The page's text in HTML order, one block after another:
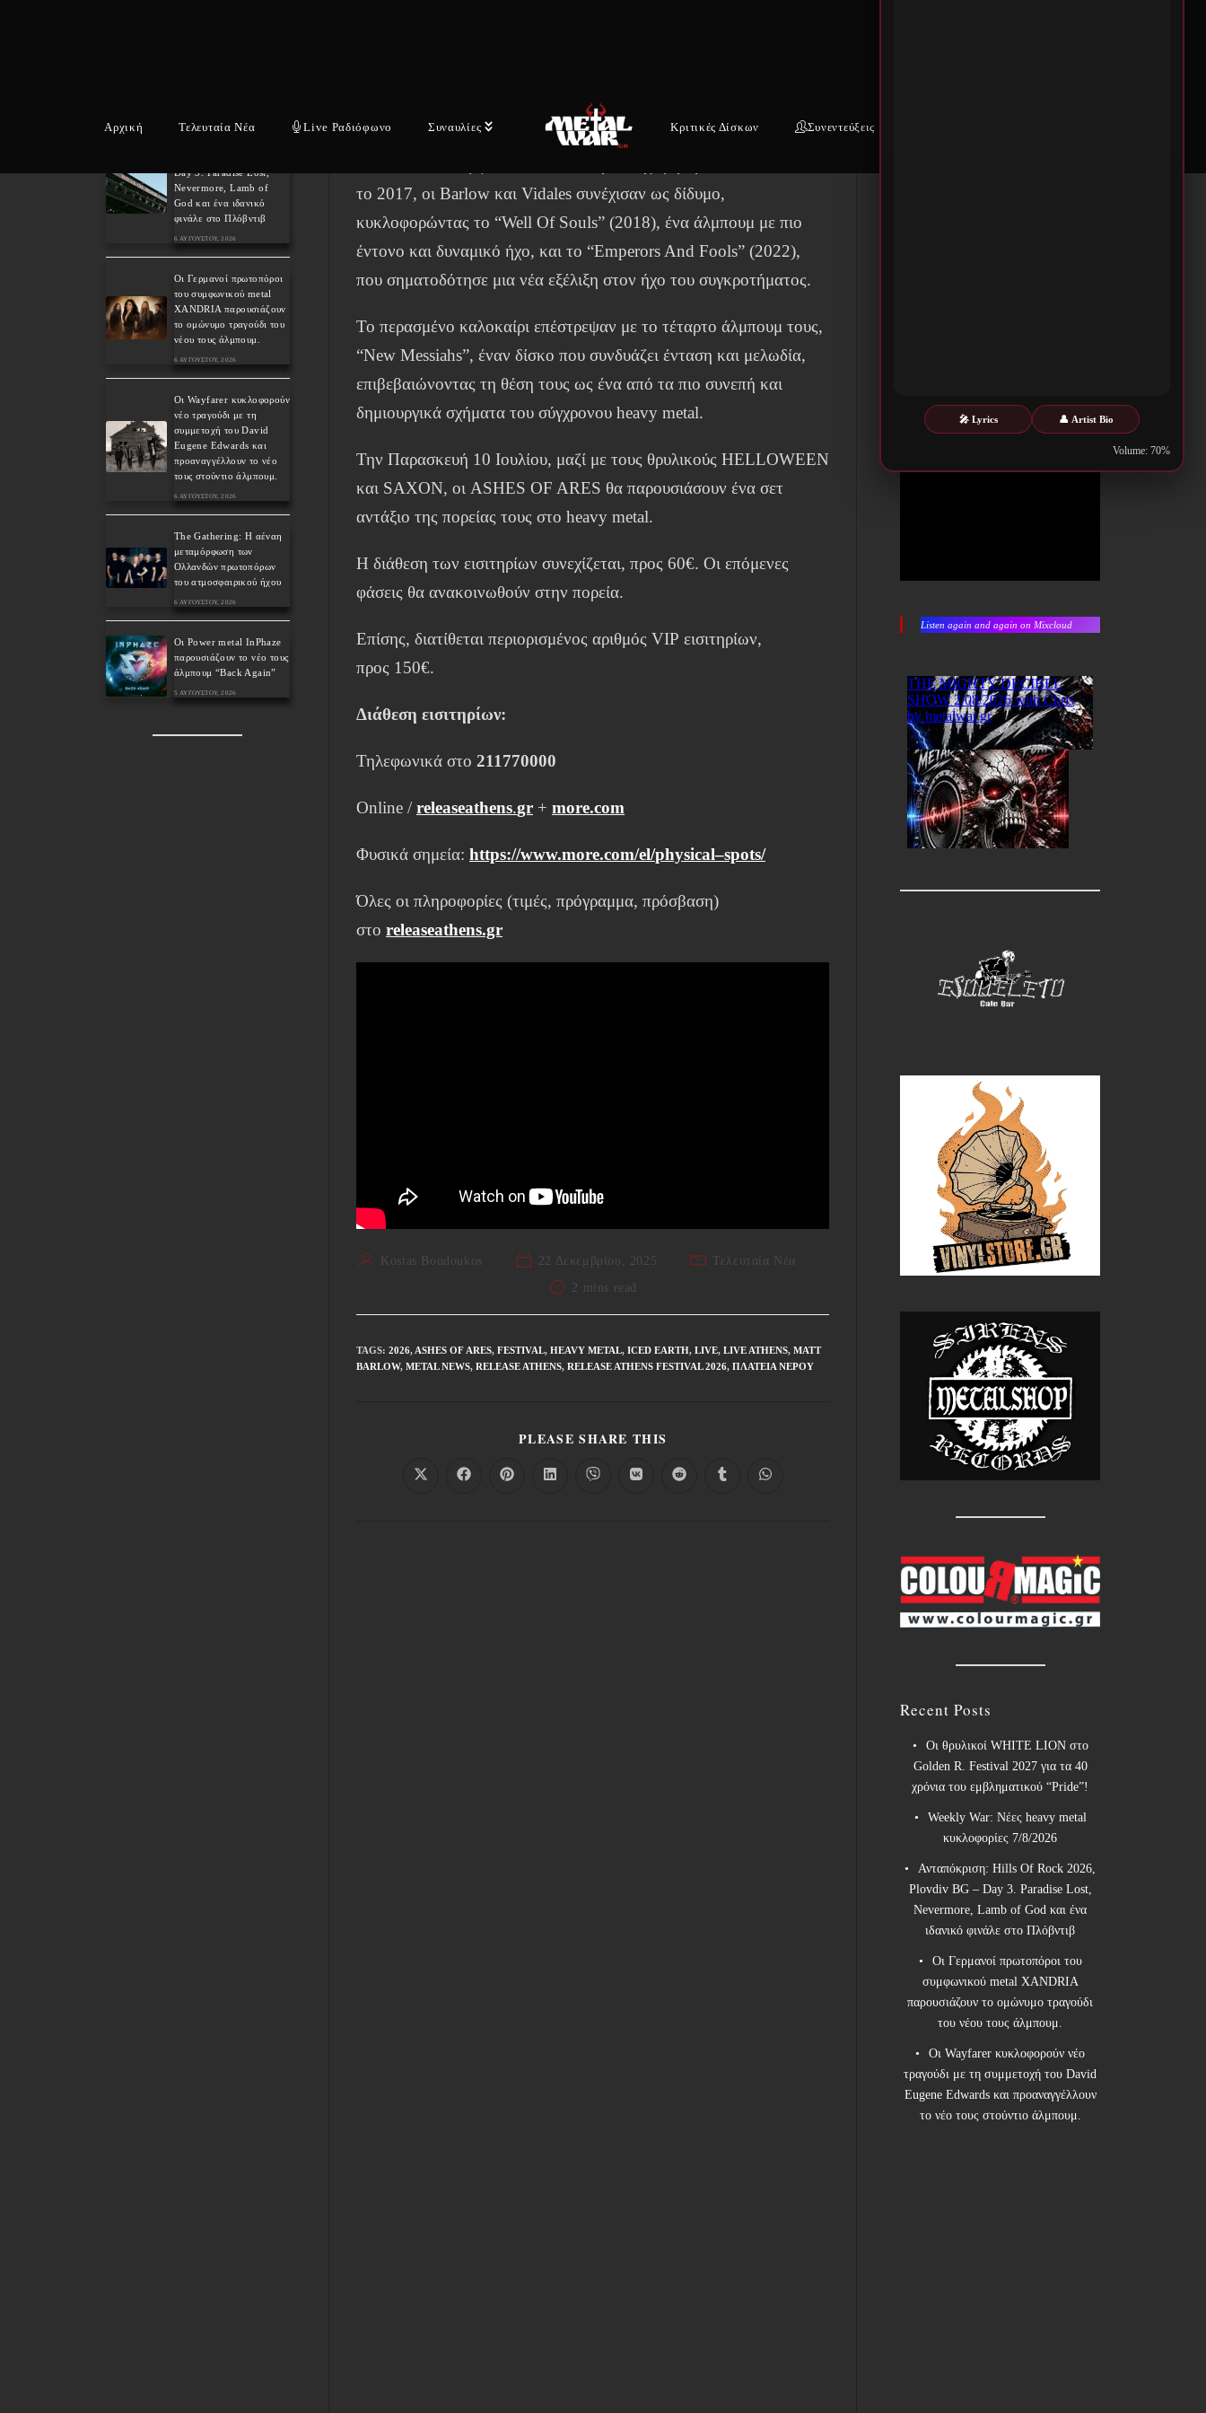
🎤 Lyrics 👤 Artist Bio
Volume: 70%
Αρχική Τελευταία Νέα Live Ραδιόφωνο Συναυλίες Κριτικές Δίσκων Συνεντεύξεις
Το ομώνυμο ντεμπούτο τους κυκλοφόρησε το 2013 και κέρδισε
άμεσα το κοινό στις ΗΠΑ και την Ευρώπη με τις εκρηκτικές
το 2017, οι Barlow και Vidales συνέχισαν ως δίδυμο,
κυκλοφορώντας το “Well Of Souls” (2018), ένα άλμπουμ με πιο
έντονο και δυναμικό ήχο, και το “Emperors And Fools” (2022),
που σηματοδότησε μια νέα εξέλιξη στον ήχο του συγκροτήματος.
Το περασμένο καλοκαίρι επέστρεψαν με το τέταρτο άλμπουμ τους,
“New Messiahs”, έναν δίσκο που συνδυάζει ένταση και μελωδία,
επιβεβαιώνοντας τη θέση τους ως ένα από τα πιο συνεπή και
δημιουργικά σχήματα του σύγχρονου heavy metal.
Την Παρασκευή 10 Ιουλίου, μαζί με τους θρυλικούς HELLOWEEN
και SAXON, οι ASHES OF ARES θα παρουσιάσουν ένα σετ
αντάξιο της πορείας τους στο heavy metal.
Η διάθεση των εισιτηρίων συνεχίζεται, προς 60€. Οι επόμενες
φάσεις θα ανακοινωθούν στην πορεία.
Επίσης, διατίθεται περιορισμένος αριθμός VIP εισιτηρίων,
προς 150€.
Διάθεση εισιτηρίων:
Τηλεφωνικά στο211770000
Online /releaseathens.gr +more.com
Φυσικά σημεία:https://www.more.com/el/physical–spots/
Όλες οι πληροφορίες (τιμές, πρόγραμμα, πρόσβαση)
στοreleaseathens.gr
Kostas Boudoukos 22 Δεκεμβρίου, 2025
Τελευταία Νέα
2 mins read
TAGS:2026, ASHES OF ARES, FESTIVAL, HEAVY METAL, ICED EARTH, LIVE, LIVE ATHENS, MATT
BARLOW, METAL NEWS, RELEASE ATHENS, RELEASE ATHENS FESTIVAL 2026, ΠΛΑΤΕΊΑ ΝΕΡΟΎ
PLEASE SHARE THIS
Day 3. Paradise Lost,
Nevermore, Lamb of
God και ένα ιδανικό
φινάλε στο Πλόβντιβ
6 ΑΥΓΟΎΣΤΟΥ, 2026
Οι Γερμανοί πρωτοπόροι
του συμφωνικού metal
XANDRIA παρουσιάζουν
το ομώνυμο τραγούδι του
νέου τους άλμπουμ.
6 ΑΥΓΟΎΣΤΟΥ, 2026
Οι Wayfarer κυκλοφορούν
νέο τραγούδι με τη
συμμετοχή του David
Eugene Edwards και
προαναγγέλλουν το νέο
τους στούντιο άλμπουμ.
6 ΑΥΓΟΎΣΤΟΥ, 2026
The Gathering: Η αέναη
μεταμόρφωση των
Ολλανδών πρωτοπόρων
του ατμοσφαιρικού ήχου
6 ΑΥΓΟΎΣΤΟΥ, 2026
Οι Power metal InPhaze
παρουσιάζουν το νέο τους
άλμπουμ “Back Again”
5 ΑΥΓΟΎΣΤΟΥ, 2026
Listen again and again on Mixcloud
Recent Posts
Οι θρυλικοί WHITE LION στο
Golden R. Festival 2027 για τα 40
χρόνια του εμβληματικού “Pride”!
Weekly War: Νέες heavy metal
κυκλοφορίες 7/8/2026
Ανταπόκριση: Hills Of Rock 2026,
Plovdiv BG – Day 3. Paradise Lost,
Nevermore, Lamb of God και ένα
ιδανικό φινάλε στο Πλόβντιβ
Οι Γερμανοί πρωτοπόροι του
συμφωνικού metal XANDRIA
παρουσιάζουν το ομώνυμο τραγούδι
του νέου τους άλμπουμ.
Οι Wayfarer κυκλοφορούν νέο
τραγούδι με τη συμμετοχή του David
Eugene Edwards και προαναγγέλλουν
το νέο τους στούντιο άλμπουμ.